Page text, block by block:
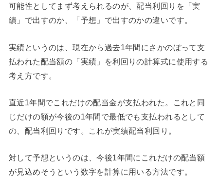
可能性としてまず考えられるのが、配当利回りを「実
績」で出すのか、「予想」で出すのかの違いです。
実績というのは、現在から過去1年間にさかのぼって支
払われた配当額の「実績」を利回りの計算式に使用する
考え方です。
直近1年間でこれだけの配当金が支払われた。これと同
じだけの額が今後の1年間で最低でも支払われるとして
の、配当利回りです。これが実績配当利回り。
対して予想というのは、今後1年間にこれだけの配当額
が見込めそうという数字を計算に用いる方法です。